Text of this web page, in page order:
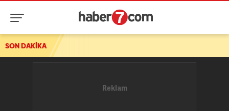
SON DAKİKA